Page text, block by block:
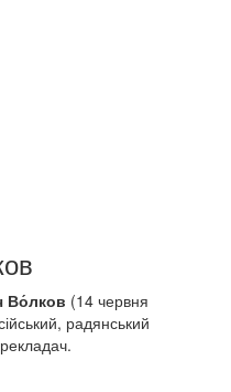
Во́лков (14 червня
радянський